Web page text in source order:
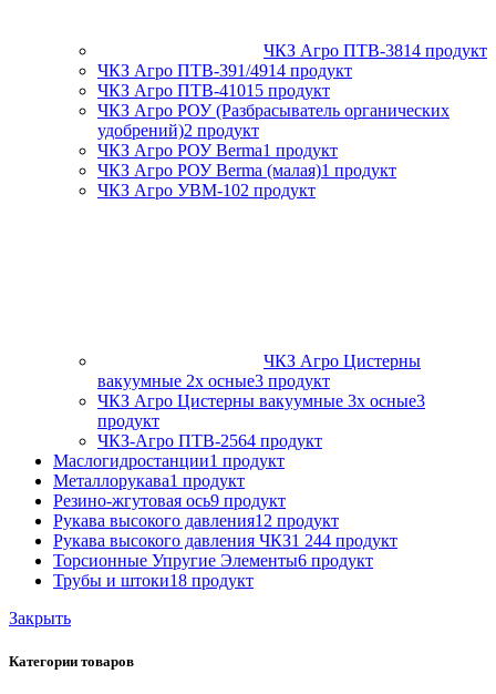
ЧКЗ Агро ПТВ-3814 продукт
ЧКЗ Агро ПТВ-391/4914 продукт
ЧКЗ Агро ПТВ-4101 5 продукт
ЧКЗ Агро РОУ (Разбрасыватель органических
удобрений)2 продукт
ЧКЗ Агро РОУ Berma1 продукт
ЧКЗ Агро РОУ Berma (малая)1 продукт
ЧКЗ Агро УВМ-102 продукт
ЧКЗ Агро Цистерны
вакуумные 2х осные3 продукт
ЧКЗ Агро Цистерны вакуумные 3х осные3
продукт
ЧКЗ-Агро ПТВ-2564 продукт
Маслогидростанции1 продукт
Металлорукава1 продукт
Резино-жгутовая ось9 продукт
Рукава высокого давления12 продукт
Рукава высокого давления ЧКЗ1 244 продукт
Торсионные Упругие Элементы6 продукт
Трубы и штоки18 продукт
Закрыть
Категории товаров